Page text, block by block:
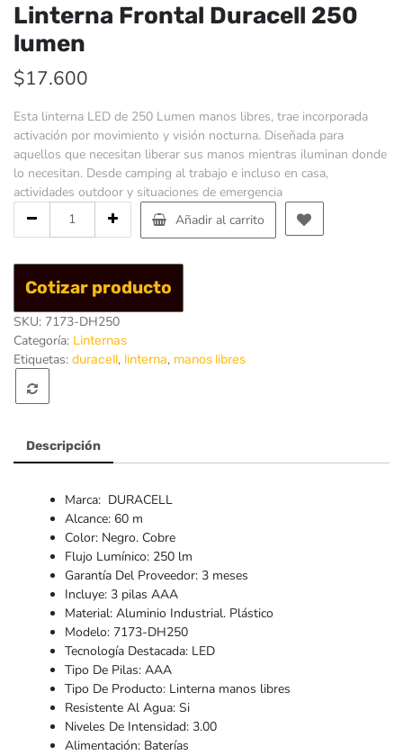
Linterna Frontal Duracell 250
lumen
$17.600
Esta linterna LED de 250 Lumen manos libres, trae incorporada
activación por movimiento y visión nocturna. Diseñada para
aquellos que necesitan liberar sus manos mientras iluminan donde
lo necesitan. Desde camping al trabajo e incluso en casa,
actividades outdoor y situaciones de emergencia
Frontal
Duracell
lumen
Añadir al carrito
Cotizar producto
SKU: 7173-DH250
Categoría: Linternas
Etiquetas: duracell, linterna, manos libres
Descripción
Marca: DURACELL
Alcance: 60 m
Color: Negro. Cobre
Flujo Lumínico: 250 lm
Garantía Del Proveedor: 3 meses
Incluye: 3 pilas AAA
Material: Aluminio Industrial. Plástico
Modelo: 7173-DH250
Tecnología Destacada: LED
Tipo De Pilas: AAA
Tipo De Producto: Linterna manos libres
Resistente Al Agua: Si
Niveles De Intensidad: 3.00
Alimentación: Baterías